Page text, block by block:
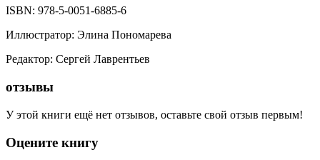
ISBN: 978-5-0051-6885-6
Иллюстратор: Элина Пономарева
Редактор: Сергей Лаврентьев
отзывы
У этой книги ещё нет отзывов, оставьте свой отзыв первым!
Оцените книгу